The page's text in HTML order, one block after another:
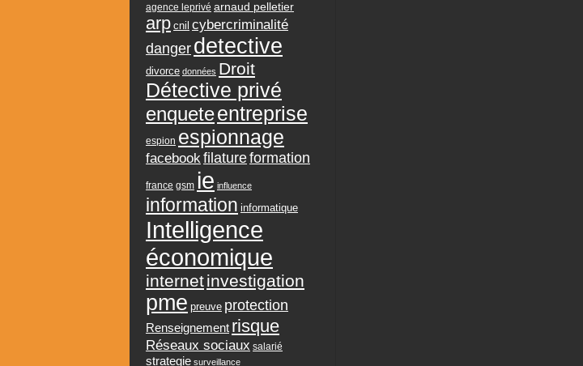
agence leprivé arnaud pelletier
arp cnil cybercriminalité
danger detective
divorce données Droit
Détective privé
enqueteentreprise
espion espionnage
facebookfilatureformation
france gsm ie influence
information informatique
Intelligence
économique
internetinvestigation
pme preuve protection
Renseignement risque
Réseaux sociaux salarié
strategie surveillance